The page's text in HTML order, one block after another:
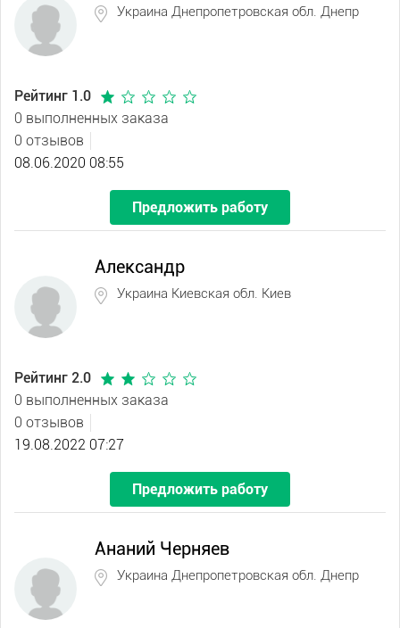
Украина Днепропетровская обл. Днепр
Рейтинг 1.0
0 выполненных заказа
0 отзывов
08.06.2020 08:55
Предложить работу
Александр
Украина Киевская обл. Киев
Рейтинг 2.0
0 выполненных заказа
0 отзывов
19.08.2022 07:27
Предложить работу
Ананий Черняев
Украина Днепропетровская обл. Днепр